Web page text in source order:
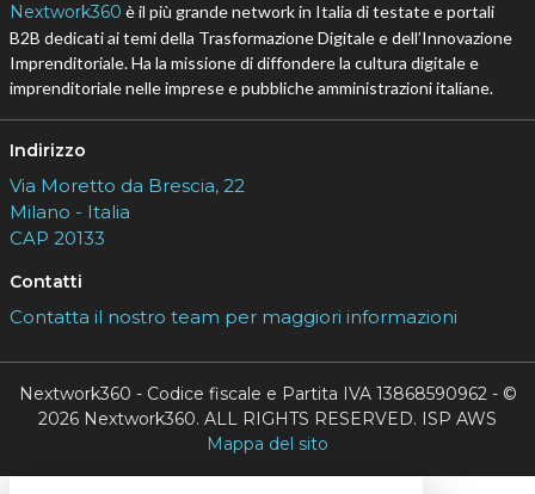
Nextwork360 è il più grande network in Italia di testate e portali
B2B dedicati ai temi della Trasformazione Digitale e dell’Innovazione
Imprenditoriale. Ha la missione di diffondere la cultura digitale e
imprenditoriale nelle imprese e pubbliche amministrazioni italiane.
Indirizzo
Via Moretto da Brescia, 22
Milano - Italia
CAP 20133
Contatti
Contatta il nostro team per maggiori informazioni
Nextwork360 - Codice fiscale e Partita IVA 13868590962 - ©
2026 Nextwork360. ALL RIGHTS RESERVED. ISP AWS
Mappa del sito